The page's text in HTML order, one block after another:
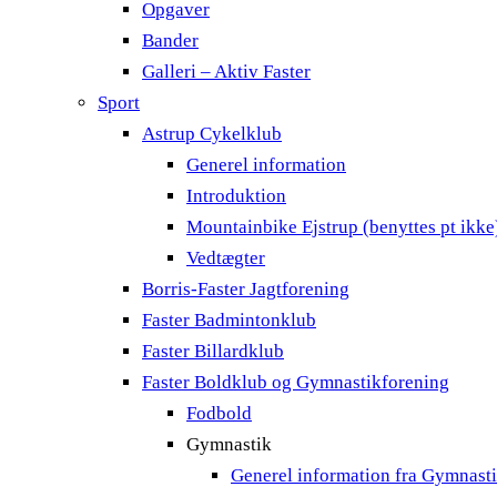
Opgaver
Bander
Galleri – Aktiv Faster
Sport
Astrup Cykelklub
Generel information
Introduktion
Mountainbike Ejstrup (benyttes pt
Vedtægter
Borris-Faster Jagtforening
Faster Badmintonklub
Faster Billardklub
Faster Boldklub og Gymnastikforening
Fodbold
Gymnastik
Generel information fra